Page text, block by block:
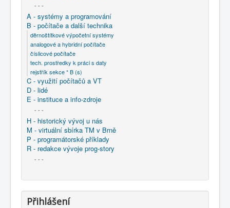
- - -
A - systémy a programování
B - počítače a další technika
děrnoštítkové výpočetní systémy
analogové a hybridní počítače
číslicové počítače
tech. prostředky k práci s daty
rejstřík sekce * B (s)
C - využití počítačů a VT
D - lidé
E - instituce a info-zdroje
- - -
H - historický vývoj u nás
M - virtuální sbírka TM v Brně
P - programátorské příklady
R - redakce vývoje prog-story
- - -
Přihlášení